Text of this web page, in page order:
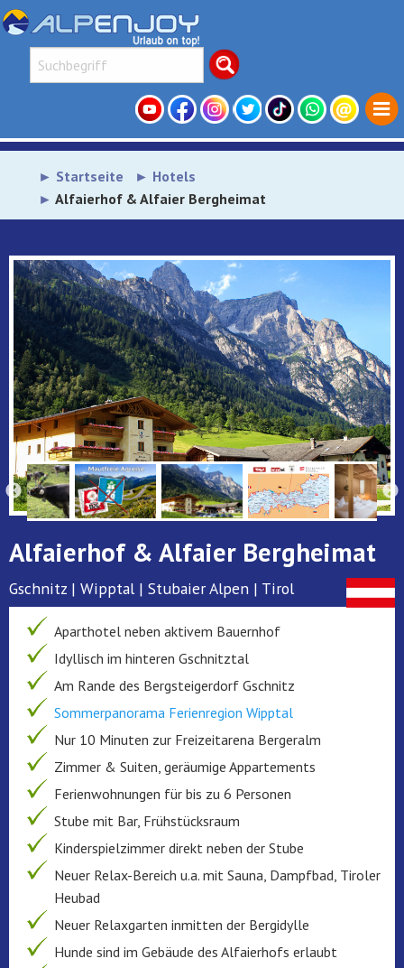
Startseite
Hotels
Alfaierhof & Alfaier Bergheimat
Alfaierhof & Alfaier Bergheimat
Gschnitz | Wipptal | Stubaier Alpen | Tirol
Aparthotel neben aktivem Bauernhof
Idyllisch im hinteren Gschnitztal
Am Rande des Bergsteigerdorf Gschnitz
Sommerpanorama Ferienregion Wipptal
Nur 10 Minuten zur Freizeitarena Bergeralm
Zimmer & Suiten, geräumige Appartements
Ferienwohnungen für bis zu 6 Personen
Stube mit Bar, Frühstücksraum
Kinderspielzimmer direkt neben der Stube
Neuer Relax-Bereich u.a. mit Sauna, Dampfbad, Tiroler
Heubad
Neuer Relaxgarten inmitten der Bergidylle
Hunde sind im Gebäude des Alfaierhofs erlaubt